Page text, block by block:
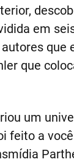
em
que
que
um
a